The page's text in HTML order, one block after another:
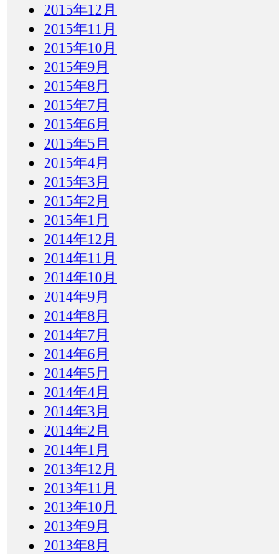
2015年12月
2015年11月
2015年10月
2015年9月
2015年8月
2015年7月
2015年6月
2015年5月
2015年4月
2015年3月
2015年2月
2015年1月
2014年12月
2014年11月
2014年10月
2014年9月
2014年8月
2014年7月
2014年6月
2014年5月
2014年4月
2014年3月
2014年2月
2014年1月
2013年12月
2013年11月
2013年10月
2013年9月
2013年8月